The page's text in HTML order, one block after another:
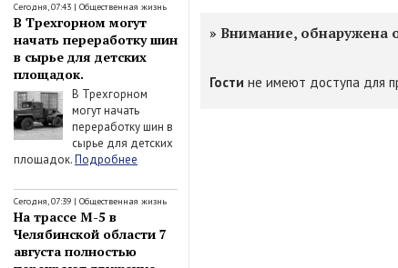
Сегодня, 07:43 | Общественная жизнь
В Трехгорном могут
начать переработку шин
в сырье для детских
площадок.
В Трехгорном
могут начать
переработку шин в
сырье для детских
площадок.Подробнее
Сегодня, 07:39 | Общественная жизнь
На трассе М-5 в
Челябинской области 7
августа полностью
» Внимание, обнаружена
Гости не имеют доступа для